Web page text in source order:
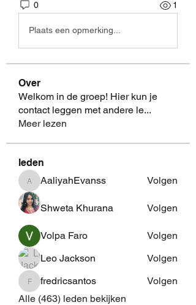
0 1
Plaats een opmerking...
Over
Welkom in de groep! Hier kun je
contact leggen met andere le...
Meer lezen
leden
AaliyahEvanss
AaliyahEvanss Volgen
Shweta Khurana Volgen
Volpa Faro
Volgen
Leo Jackson
Volgen
fredricsantos
fredricsantos
Volgen
Alle (463) leden bekijken